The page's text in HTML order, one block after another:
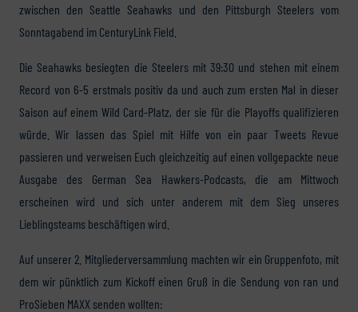
zwischen den Seattle Seahawks und den Pittsburgh Steelers vom
Sonntagabend im CenturyLink Field.
Die Seahawks besiegten die Steelers mit 39:30 und stehen mit einem
Record von 6-5 erstmals positiv da und auch zum ersten Mal in dieser
Saison auf einem Wild Card-Platz, der sie für die Playoffs qualifizieren
würde. Wir lassen das Spiel mit Hilfe von ein paar Tweets Revue
passieren und verweisen Euch gleichzeitig auf einen vollgepackte neue
Ausgabe des German Sea Hawkers-Podcasts, die am Mittwoch
erscheinen wird und sich unter anderem mit dem Sieg unseres
Lieblingsteams beschäftigen wird.
Auf unserer 2. Mitgliederversammlung machten wir ein Gruppenfoto, mit
dem wir pünktlich zum Kickoff einen Gruß in die Sendung von ran und
ProSieben MAXX senden wollten: